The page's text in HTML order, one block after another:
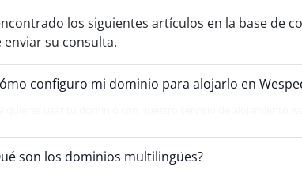
los siguientes artículos en la base de
enviar su consulta.
configuro mi dominio para alojarlo en
son los dominios multilingües?